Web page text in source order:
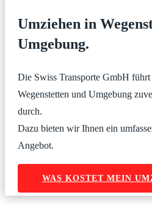
Umziehen in
Umgebung.
Die Swiss Transporte GmbH
Wegenstetten und Umgebung
durch.
Dazu bieten wir Ihnen ein
Angebot.
WAS KOSTET MEIN